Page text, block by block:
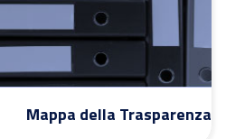
Mappa della Trasparenza